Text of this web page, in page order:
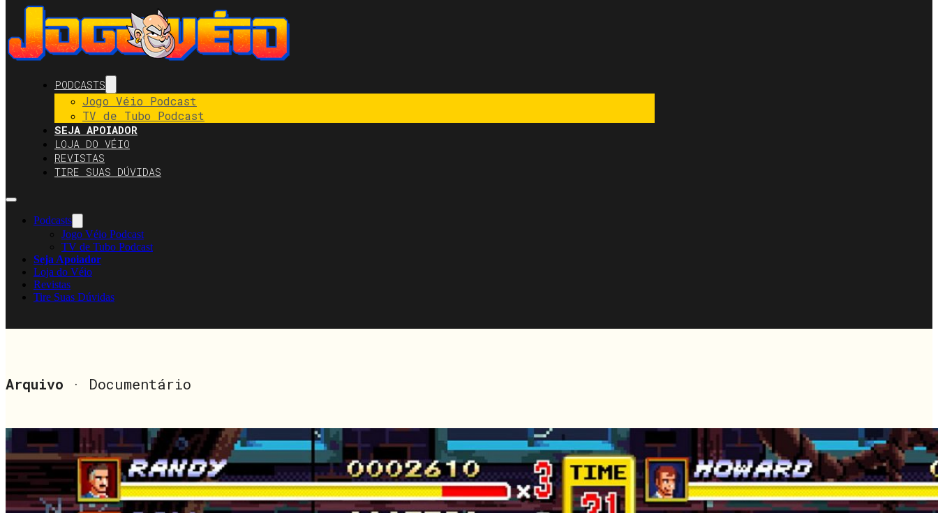
PODCASTS
Jogo Véio Podcast
TV de Tubo Podcast
SEJA APOIADOR
LOJA DO VÉIO
REVISTAS
TIRE SUAS DÚVIDAS
Podcasts
Jogo Véio Podcast
TV de Tubo Podcast
Seja Apoiador
Loja do Véio
Revistas
Tire Suas Dúvidas
Arquivo · Documentário